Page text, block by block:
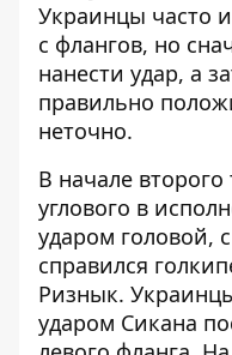
Украинцы часто
с флангов, но
нанести удар, а
правильно
неточно.
В начале
углового в
ударом головой,
справился
Ризнык.
ударом Сикана